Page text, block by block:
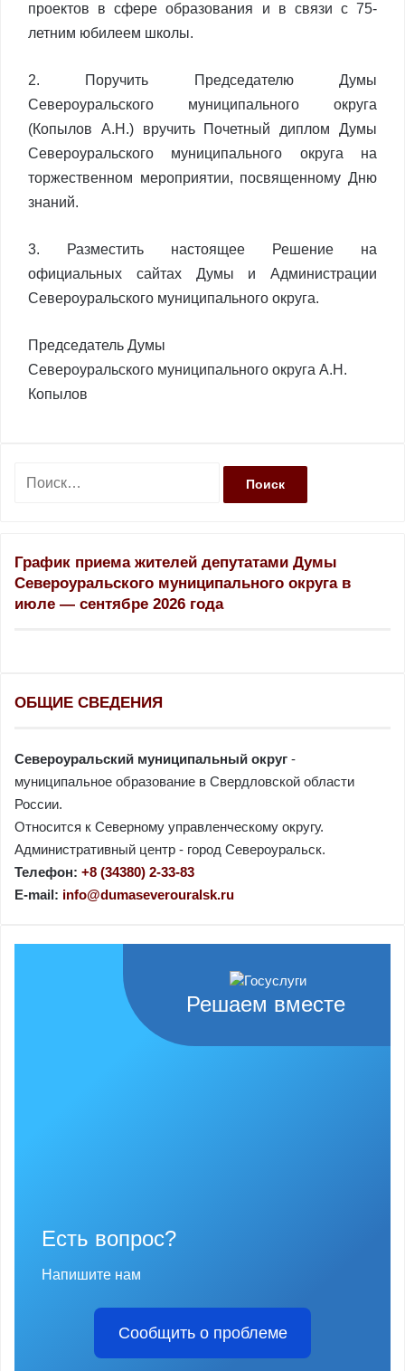
проектов в сфере образования и в связи с 75-
летним юбилеем школы.
2. Поручить Председателю Думы
Североуральского муниципального округа
(Копылов А.Н.) вручить Почетный диплом Думы
Североуральского муниципального округа на
торжественном мероприятии, посвященному Дню
знаний.
3. Разместить настоящее Решение на
официальных сайтах Думы и Администрации
Североуральского муниципального округа.
Председатель Думы
Североуральского муниципального округа А.Н.
Копылов
:График приема жителей депутатами Думы
Североуральского муниципального округа в
июле — сентябре 2026 года
ОБЩИЕ СВЕДЕНИЯ
Североуральский муниципальный округ -
муниципальное образование в Свердловской области
России.
Относится к Северному управленческому округу.
Административный центр - город Североуральск.
Телефон: +8 (34380) 2-33-83
E-mail: info@dumaseverouralsk.ru
Решаем вместе
Есть вопрос?
Напишите нам
Сообщить о проблеме